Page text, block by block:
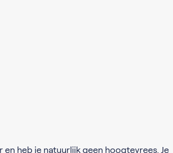
heb je natuurlijk geen hoogtevrees. Je